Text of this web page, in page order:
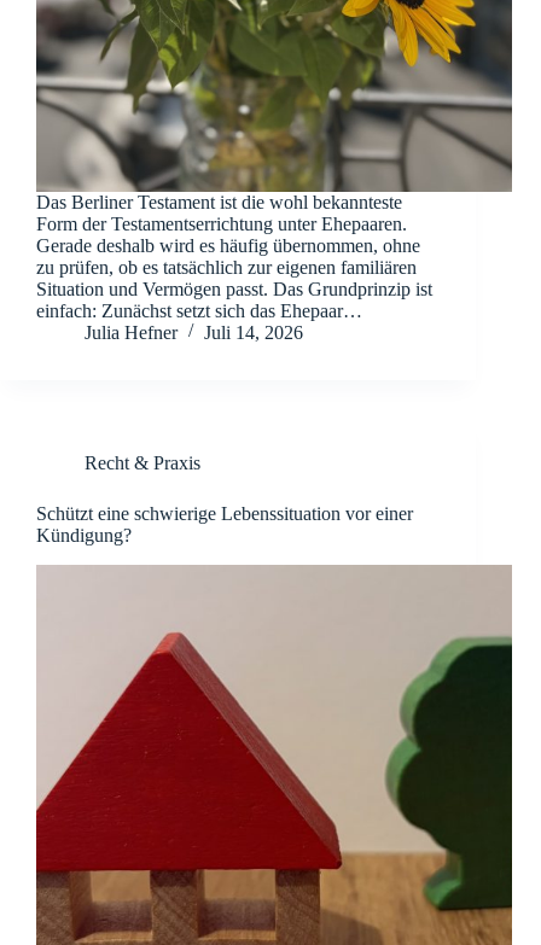
Das Berliner Testament ist die wohl bekannteste
Form der Testamentserrichtung unter Ehepaaren.
Gerade deshalb wird es häufig übernommen, ohne
zu prüfen, ob es tatsächlich zur eigenen familiären
Situation und Vermögen passt. Das Grundprinzip ist
einfach: Zunächst setzt sich das Ehepaar…
Julia Hefner
Juli 14, 2026
Recht & Praxis
Schützt eine schwierige Lebenssituation vor einer
Kündigung?